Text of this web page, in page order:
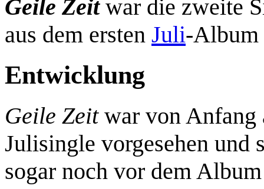
Geile Zeitwar die zweite
aus dem ersten Juli-Album
Entwicklung
Geile Zeitwar von Anfang
Julisingle vorgesehen und
sogar noch vor dem